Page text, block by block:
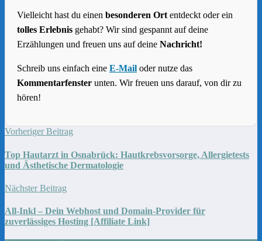
Vielleicht hast du einen besonderen Ort entdeckt oder ein
tolles Erlebnis gehabt? Wir sind gespannt auf deine
Erzählungen und freuen uns auf deine Nachricht!
Schreib uns einfach eine E-Mail oder nutze das
Kommentarfenster unten. Wir freuen uns darauf, von dir zu
hören!
Vorheriger Beitrag
Top Hautarzt in Osnabrück: Hautkrebsvorsorge, Allergietests
und Ästhetische Dermatologie
Nächster Beitrag
All-Inkl – Dein Webhost und Domain-Provider für
zuverlässiges Hosting [Affiliate Link]